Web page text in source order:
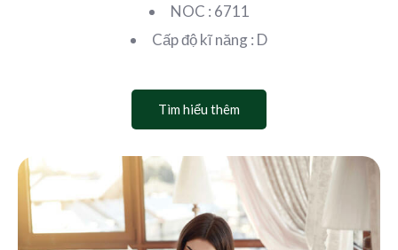
NOC : 6711
Cấp độ kĩ năng : D
Tìm hiểu thêm